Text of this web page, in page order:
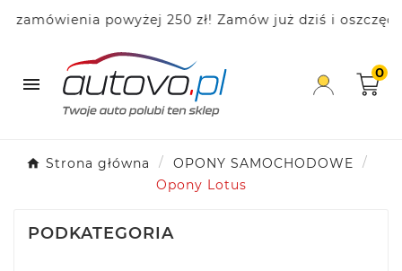
powyżej 250 zł! Zamów już dziś i oszczędzaj!

0
Strona główna
OPONY SAMOCHODOWE
Opony Lotus
PODKATEGORIA